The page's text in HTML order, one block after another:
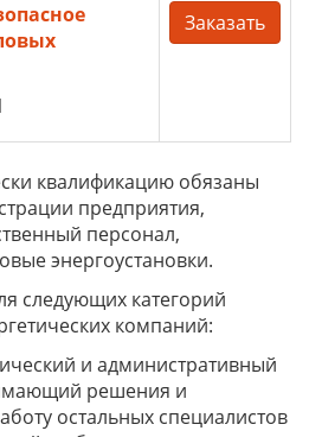
Заказать
квалификацию обязаны
предприятия,
персонал,
энергоустановки.
следующих категорий
компаний:
и административный
решения и
остальных специалистов